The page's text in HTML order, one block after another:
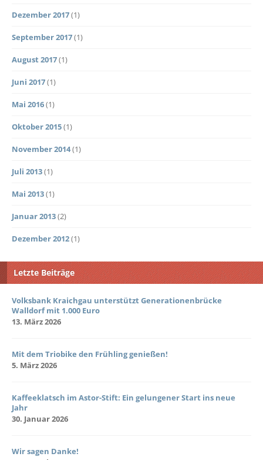
Dezember 2017(1)
September 2017(1)
August 2017(1)
Juni 2017(1)
Mai 2016(1)
Oktober 2015(1)
November 2014(1)
Juli 2013(1)
Mai 2013(1)
Januar 2013(2)
Dezember 2012(1)
Letzte Beiträge
Volksbank Kraichgau unterstützt Generationenbrücke
Walldorf mit 1.000 Euro
13. März 2026
Mit dem Triobike den Frühling genießen!
5. März 2026
Kaffeeklatsch im Astor-Stift: Ein gelungener Start ins neue
Jahr
30. Januar 2026
Wir sagen Danke!